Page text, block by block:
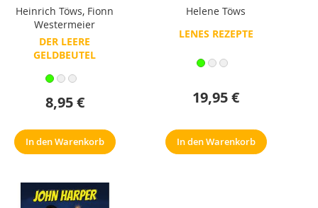
Heinrich Töws, Fionn
Westermeier
DER LEERE
GELDBEUTEL
8,95 €
In den Warenkorb
Helene Töws
LENES REZEPTE
19,95 €
In den Warenkorb